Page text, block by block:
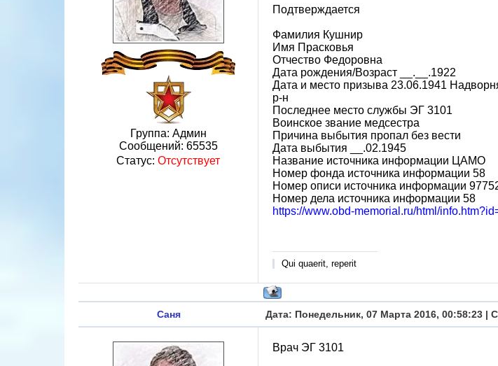
Группа: Админ
Сообщений: 65535
Статус: Отсутствует
Подтверждается
Фамилия Кушнир
Имя Прасковья
Отчество Федоровна
Дата рождения/Возраст __.__.1922
Дата и место призыва 23.06.1941
р-н
Последнее место службы ЭГ 3101
Воинское звание медсестра
Причина выбытия пропал без вести
Дата выбытия __.02.1945
Название источника информации ЦАМО
Номер фонда источника информации 58
Номер описи источника информации
Номер дела источника информации 58
https://www.obd-memorial.ru/html/
Qui quaerit, reperit
Саня Дата: Понедельник, 07 Марта 2016, 00:58:23 |
Врач ЭГ 3101